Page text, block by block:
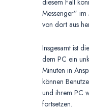
diesem Fall
Messenger”
von dort aus
Insgesamt ist
dem PC ein
Minuten in
können
und ihrem PC
fortsetzen.